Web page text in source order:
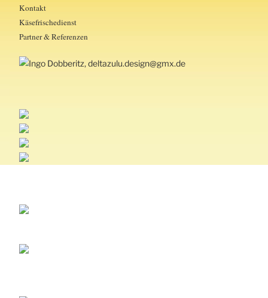
Kontakt
Käsefrischedienst
Partner & Referenzen